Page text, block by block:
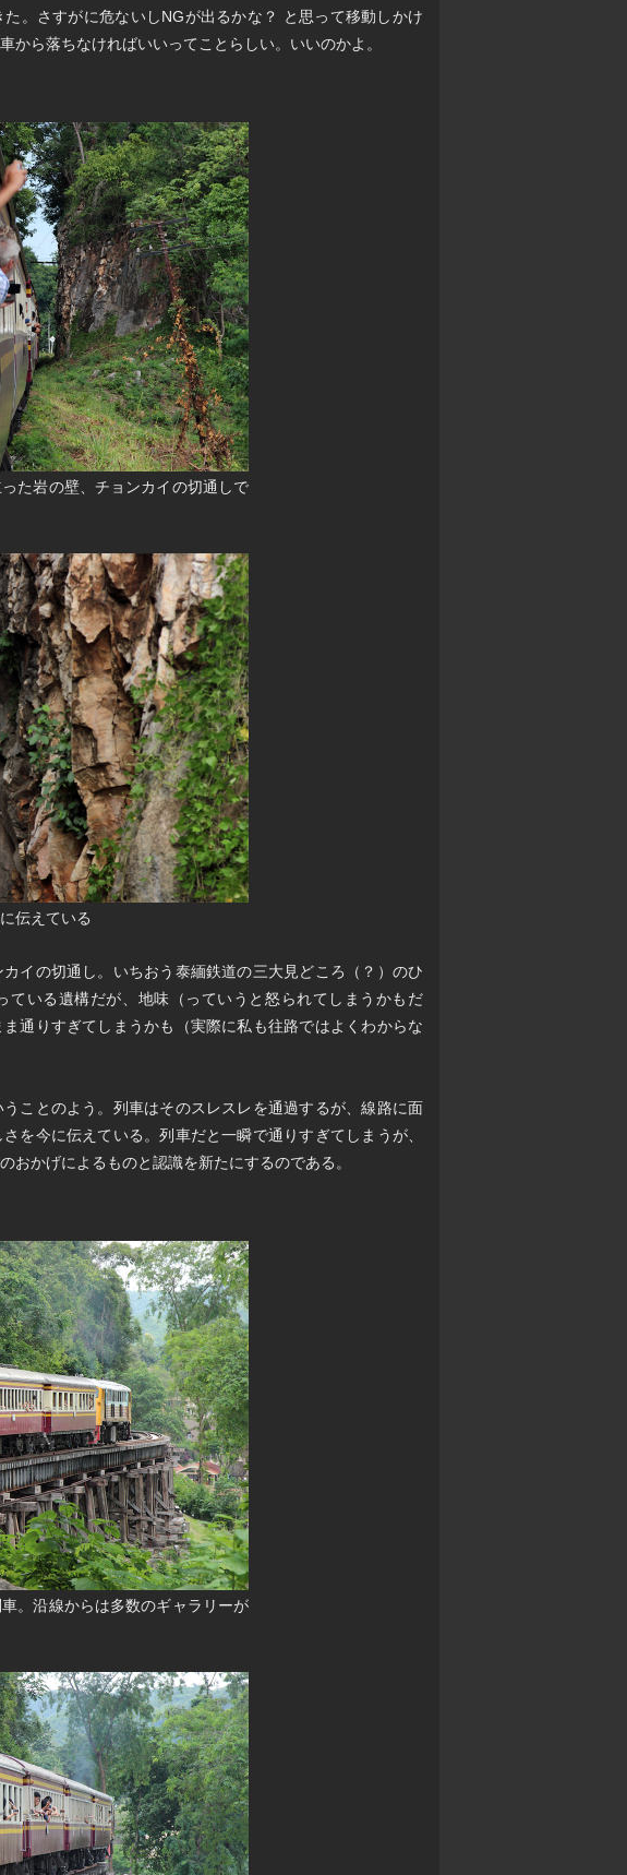
。さすがに危ないしNGが出るかな？ と思って移動しかけ
から落ちなければいいってことらしい。いいのかよ。
た岩の壁、チョンカイの切通しで
伝えている
イの切通し。いちおう泰緬鉄道の三大見どころ（？）のひ
ている遺構だが、地味（っていうと怒られてしまうかもだ
通りすぎてしまうかも（実際に私も往路ではよくわからな
ことのよう。列車はそのスレスレを通過するが、線路に面
を今に伝えている。列車だと一瞬で通りすぎてしまうが、
おかげによるものと認識を新たにするのである。
。沿線からは多数のギャラリーが